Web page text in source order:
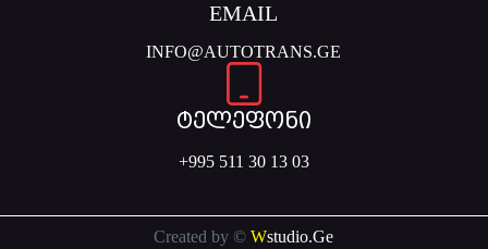
EMAIL
INFO@AUTOTRANS.GE
ტელეფონი
+995 511 30 13 03
Created by ©Wstudio.Ge